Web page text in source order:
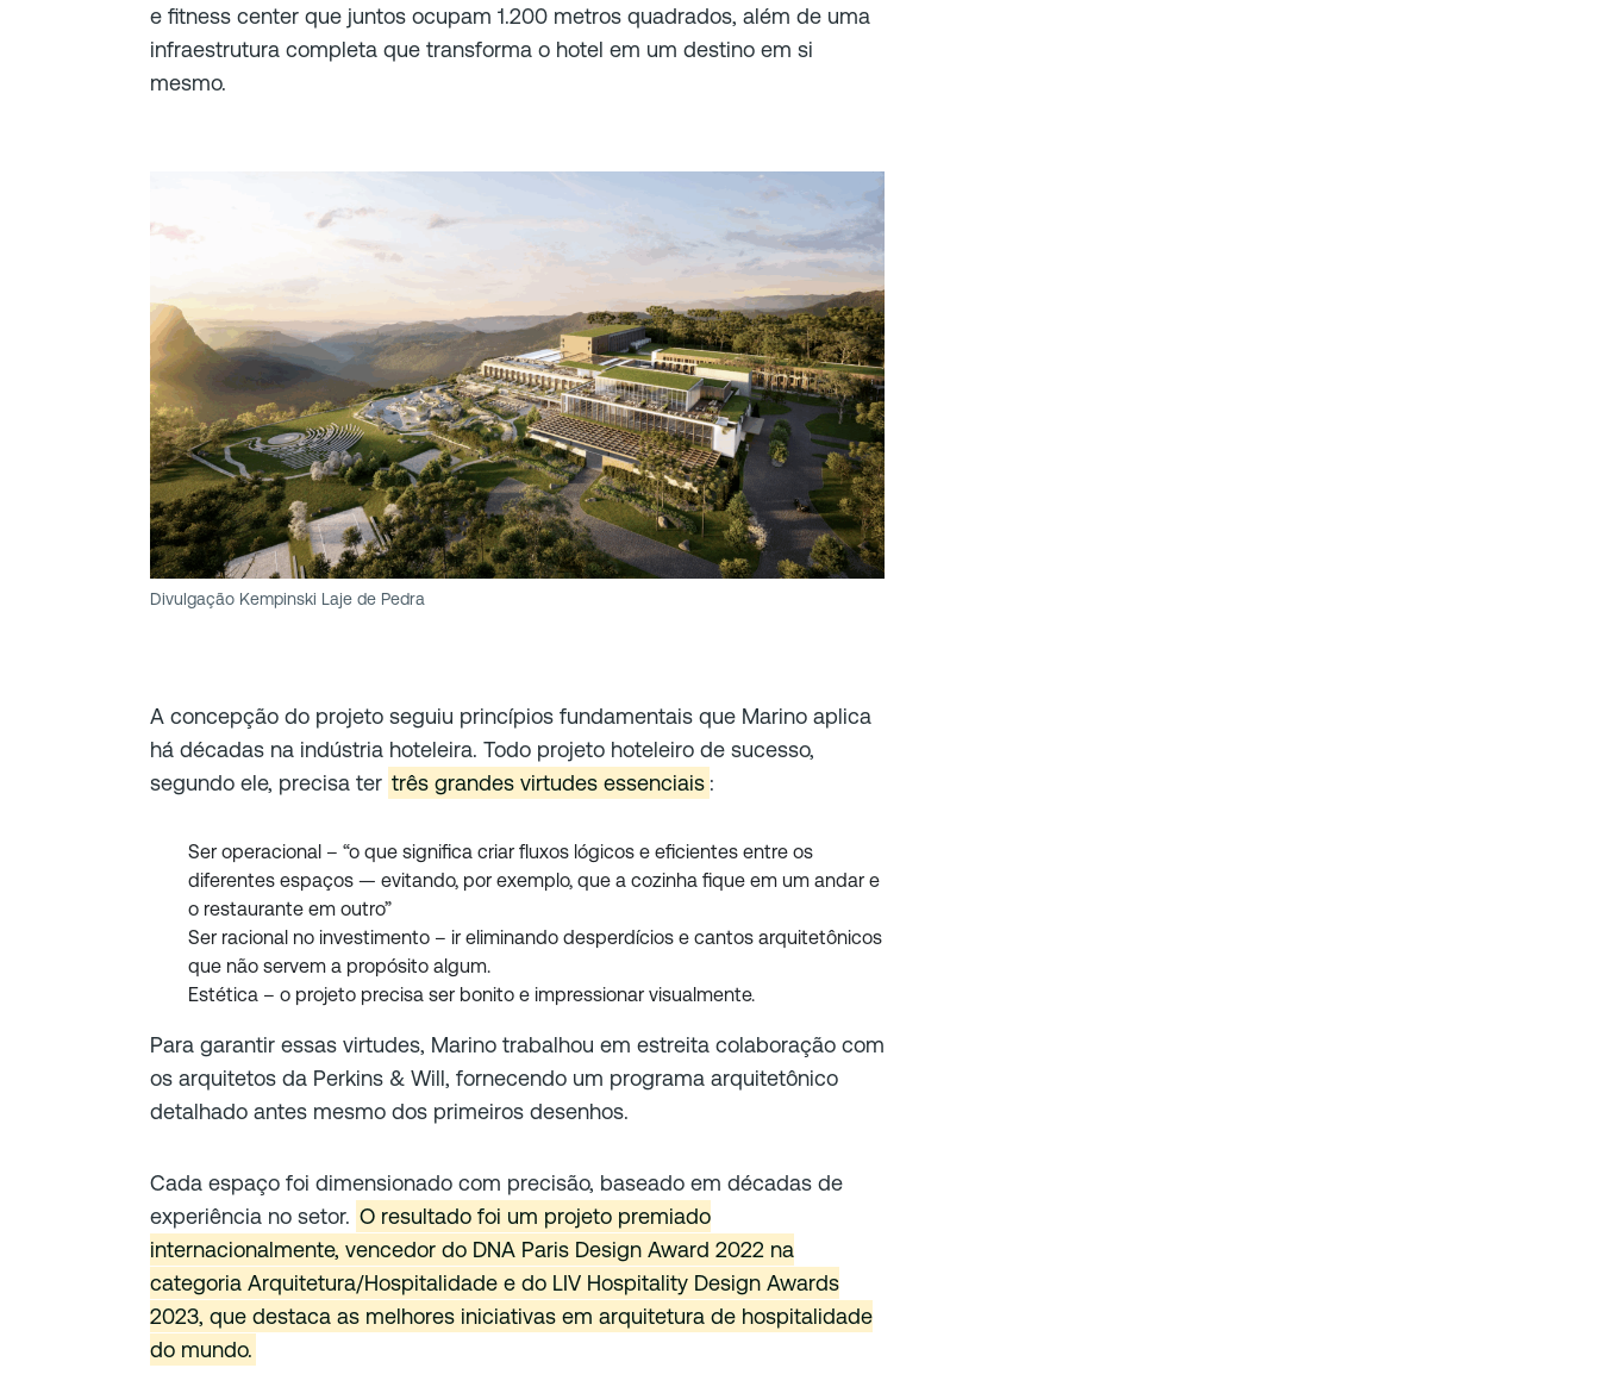
e fitness center que juntos ocupam 1.200 metros quadrados, além de uma
infraestrutura completa que transforma o hotel em um destino em si
mesmo.
Divulgação Kempinski Laje de Pedra
A concepção do projeto seguiu princípios fundamentais que Marino aplica
há décadas na indústria hoteleira. Todo projeto hoteleiro de sucesso,
segundo ele, precisa ter três grandes virtudes essenciais :
Ser operacional – “o que significa criar fluxos lógicos e eficientes entre os
diferentes espaços — evitando, por exemplo, que a cozinha fique em um andar e
o restaurante em outro”
Ser racional no investimento – ir eliminando desperdícios e cantos arquitetônicos
que não servem a propósito algum.
Estética – o projeto precisa ser bonito e impressionar visualmente.
Para garantir essas virtudes, Marino trabalhou em estreita colaboração com
os arquitetos da Perkins & Will, fornecendo um programa arquitetônico
detalhado antes mesmo dos primeiros desenhos.
Cada espaço foi dimensionado com precisão, baseado em décadas de
experiência no setor. O resultado foi um projeto premiado
internacionalmente, vencedor do DNA Paris Design Award 2022 na
categoria Arquitetura/Hospitalidade e do LIV Hospitality Design Awards
2023, que destaca as melhores iniciativas em arquitetura de hospitalidade
do mundo.